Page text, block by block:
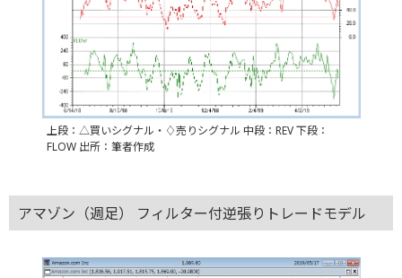
上段：△買いシグナル・♢売りシグナル 中段：REV 下段：
FLOW 出所：筆者作成
アマゾン（週足） フィルター付逆張りトレードモデル